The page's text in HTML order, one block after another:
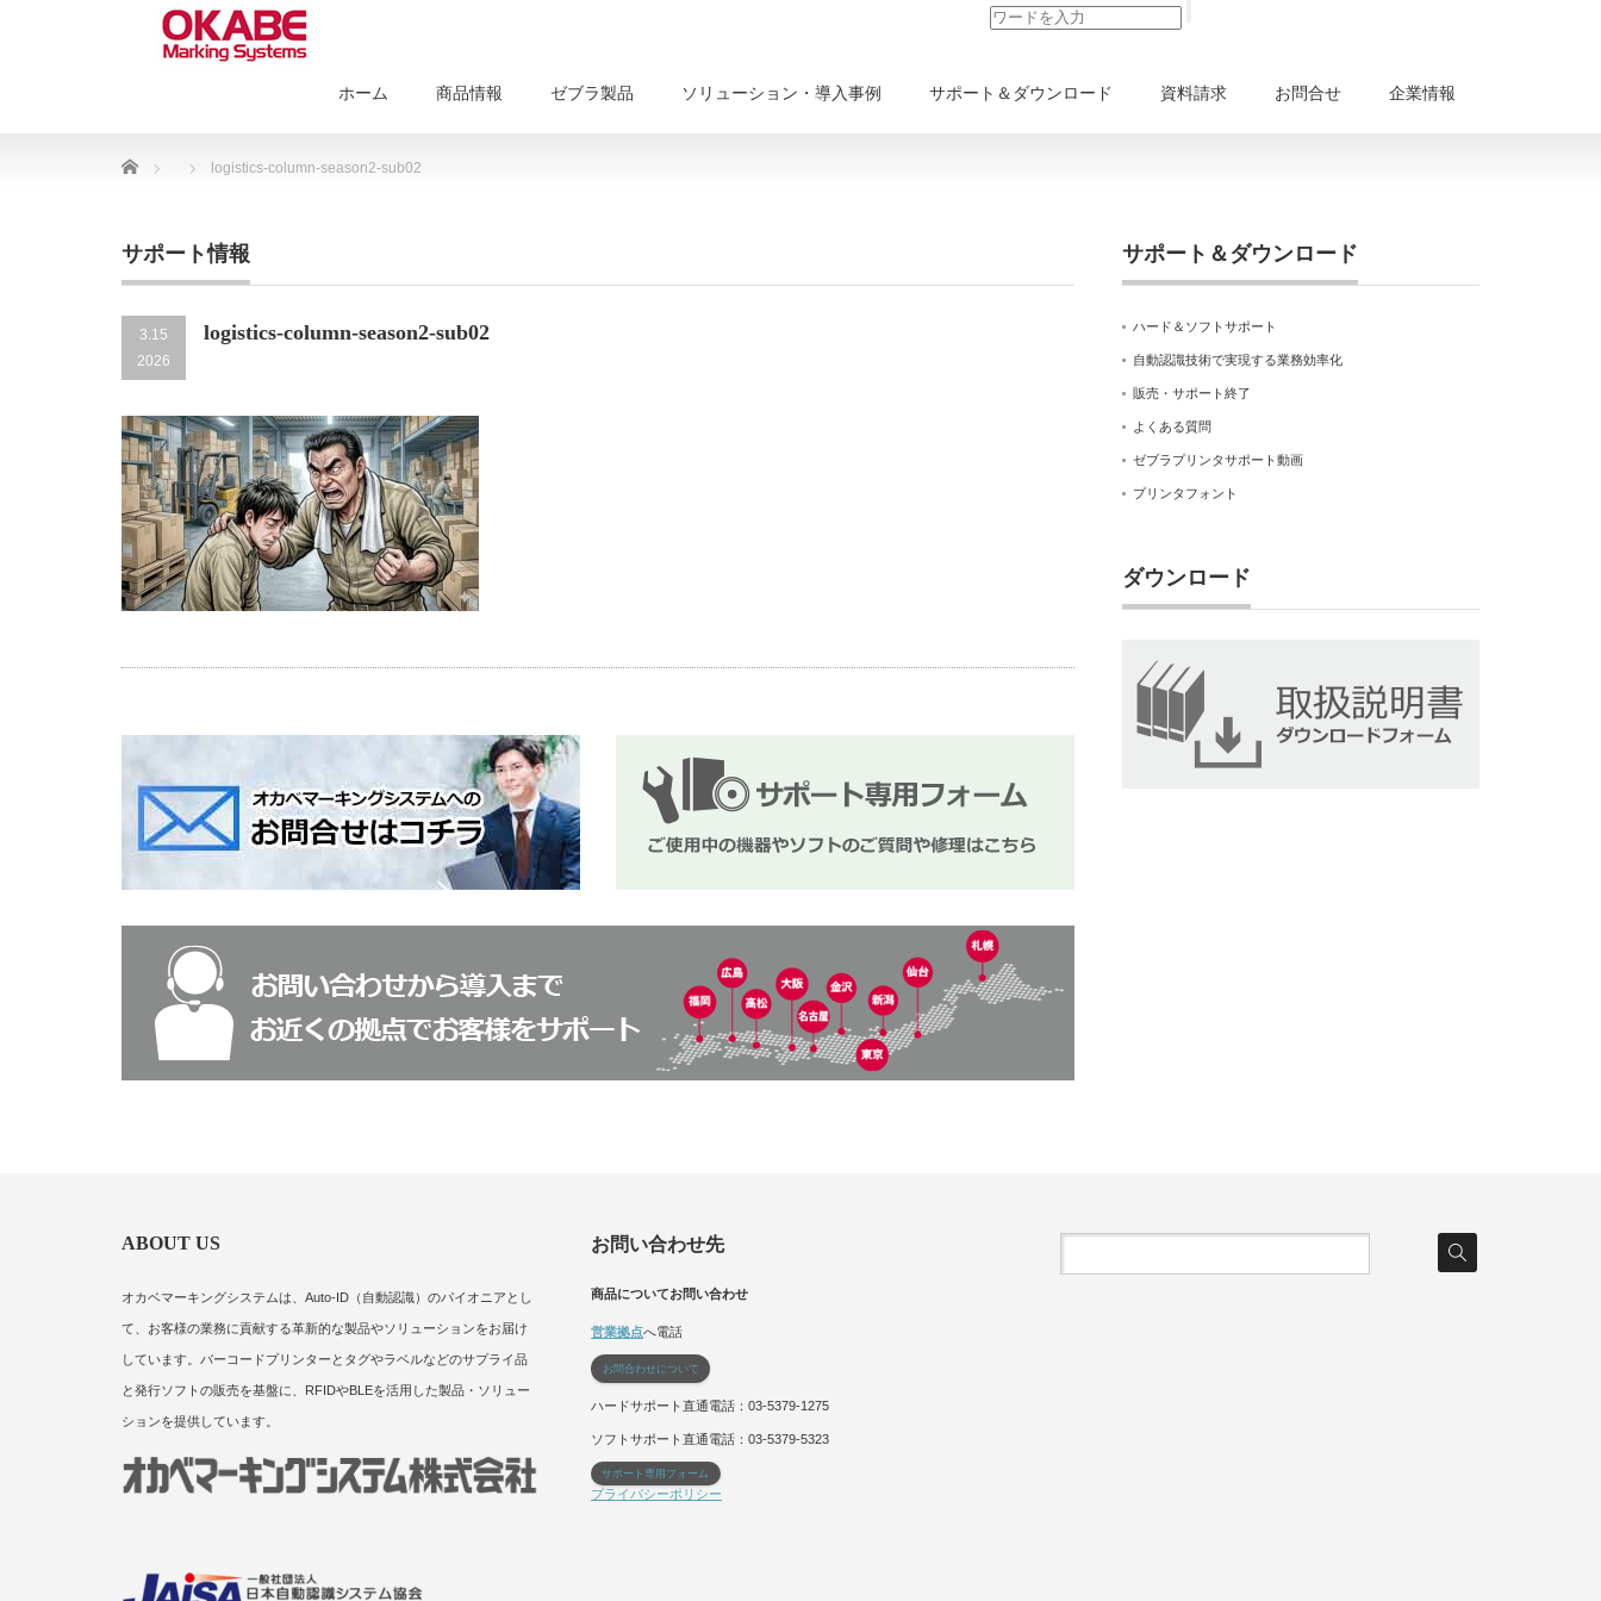
ホーム 商品情報 ゼブラ製品 ソリューション・導入事例 サポート＆ダウンロード 資料請求 お問合せ 企業情報
Home logistics-column-season2-sub02
サポート情報
3.15
2026
logistics-column-season2-sub02
サポート＆ダウンロード
ハード＆ソフトサポート
自動認識技術で実現する業務効率化
販売・サポート終了
よくある質問
ゼブラプリンタサポート動画
プリンタフォント
ダウンロード
ABOUT US
オカベマーキングシステムは、Auto-ID（自動認識）のパイオニアとし
て、お客様の業務に貢献する革新的な製品やソリューションをお届け
しています。バーコードプリンターとタグやラベルなどのサプライ品
と発行ソフトの販売を基盤に、RFIDやBLEを活用した製品・ソリュー
ションを提供しています。
お問い合わせ先
商品についてお問い合わせ
営業拠点へ電話
お問合わせについて
ハードサポート直通電話：03-5379-1275
ソフトサポート直通電話：03-5379-5323
サポート専用フォーム
プライバシーポリシー